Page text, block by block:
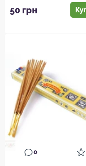
50 грн
0